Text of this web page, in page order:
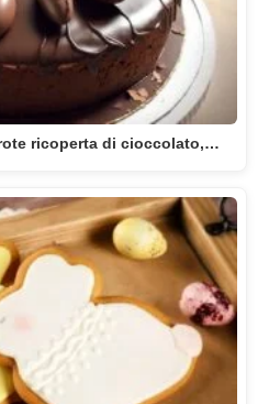
ricoperta di cioccolato,…